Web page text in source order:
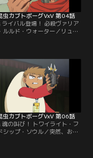
虫カブトボーグVxV 第04話
ライバル登場！ 必殺ヴァリア
ルルド・ウォーター／リュウ
の前に現れ挑戦してきた。ジ
の正体を調べるべく町の情報
ェニファーの店」に向かうリ
イ達。そこには意外にもジョ
過去を知る女が働いていた。
：バンダイチャンネル】
虫カブトボーグVxV 第06話
魂の叫び！ トワイライト・フ
シップ・ソウル／突然、お米